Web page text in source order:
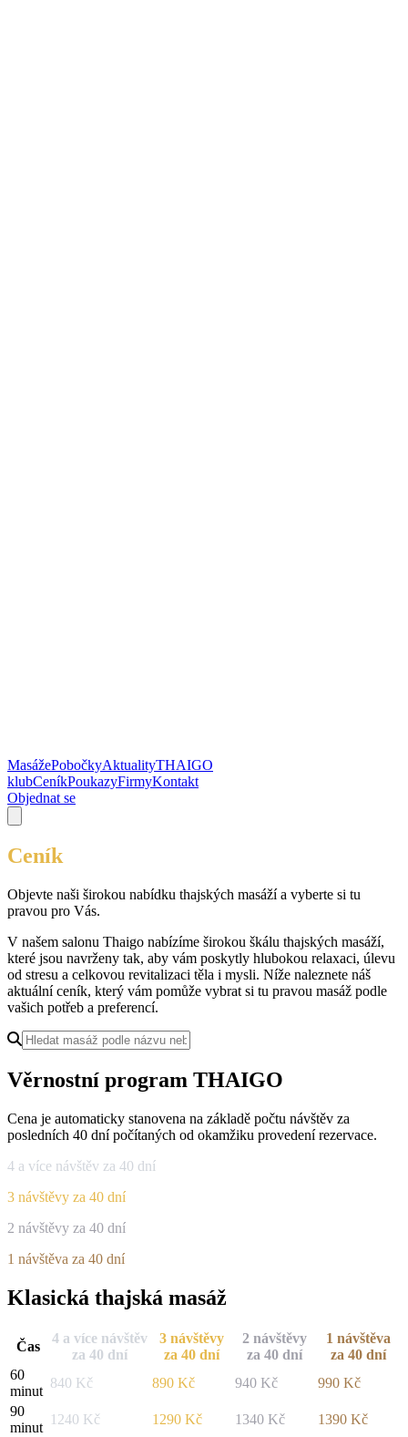
MasážePobočkyAktualityTHAIGO
klubCeníkPoukazyFirmyKontakt
Objednat se
Ceník
Objevte naši širokou nabídku thajských masáží a vyberte si tu
pravou pro Vás.
V našem salonu Thaigo nabízíme širokou škálu thajských masáží,
které jsou navrženy tak, aby vám poskytly hlubokou relaxaci, úlevu
od stresu a celkovou revitalizaci těla i mysli. Níže naleznete náš
aktuální ceník, který vám pomůže vybrat si tu pravou masáž podle
vašich potřeb a preferencí.
Věrnostní program THAIGO
Cena je automaticky stanovena na základě počtu návštěv za
posledních 40 dní počítaných od okamžiku provedení rezervace.
4 a více návštěv za 40 dní
3 návštěvy za 40 dní
2 návštěvy za 40 dní
1 návštěva za 40 dní
Klasická thajská masáž
Čas
4 a více návštěv
za 40 dní
3 návštěvy
za 40 dní
2 návštěvy
za 40 dní
1 návštěva
za 40 dní
60
minut
840 Kč 890 Kč 940 Kč 990 Kč
90
minut
1240 Kč 1290 Kč 1340 Kč 1390 Kč